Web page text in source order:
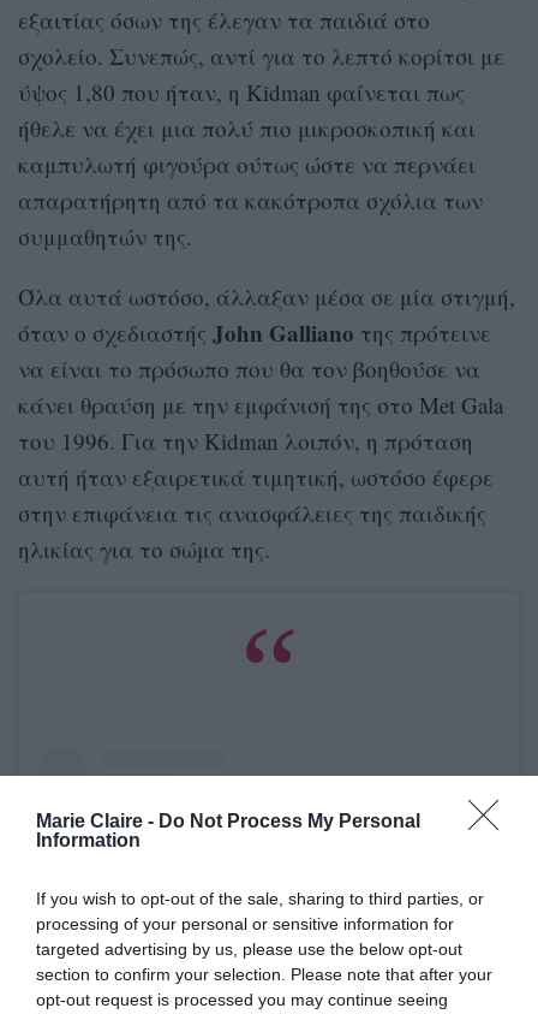
Marie Claire - Do Not Process My Personal
Information
If you wish to opt-out of the sale, sharing to third parties, or
processing of your personal or sensitive information for
targeted advertising by us, please use the below opt-out
section to confirm your selection. Please note that after your
opt-out request is processed you may continue seeing
εξαιτίας όσων της έλεγαν τα παιδιά στο
σχολείο. Συνεπώς, αντί για το λεπτό κορίτσι με
ύψος 1,80 που ήταν, η Kidman φαίνεται πως
ήθελε να έχει μια πολύ πιο μικροσκοπική και
καμπυλωτή φιγούρα ούτως ώστε να περνάει
απαρατήρητη από τα κακότροπα σχόλια των
συμμαθητών της.
Όλα αυτά ωστόσο, άλλαξαν μέσα σε μία στιγμή,
όταν ο σχεδιαστής John Galliano της πρότεινε
να είναι το πρόσωπο που θα τον βοηθούσε να
κάνει θραύση με την εμφάνισή της στο Met Gala
του 1996. Για την Kidman λοιπόν, η πρόταση
αυτή ήταν εξαιρετικά τιμητική, ωστόσο έφερε
στην επιφάνεια τις ανασφάλειες της παιδικής
ηλικίας για το σώμα της.